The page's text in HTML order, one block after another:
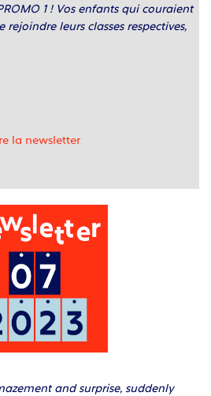
1 ! Vos enfants qui couraient
rejoindre leurs classes respectives,
la newsletter
and surprise, suddenly